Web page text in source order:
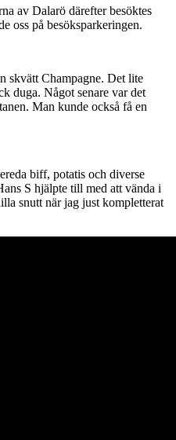
av Dalarö därefter besöktes
oss på besöksparkeringen.
skvätt Champagne. Det lite
duga. Något senare var det
Man kunde också få en
biff, potatis och diverse
S hjälpte till med att vända i
snutt när jag just kompletterat